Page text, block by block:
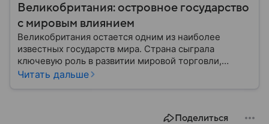
Великобритания: островное государство
с мировым влиянием
Великобритания остается одним из наиболее
известных государств мира. Страна сыграла
ключевую роль в развитии мировой торговли,
промышленности, науки и международных
Читать дальше
Поделиться